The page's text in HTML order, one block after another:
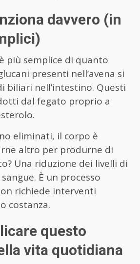
davvero (in
più semplice di quanto
presenti nell’avena si
biliari nell’intestino. Questi
dal fegato proprio a
eliminati, il corpo è
altro per produrne di
Una riduzione dei livelli di
È un processo
richiede interventi
costanza.
questo
vita quotidiana